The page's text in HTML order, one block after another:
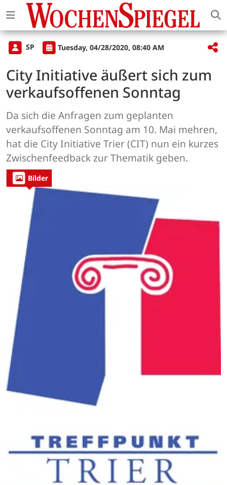
SP Tuesday, 04/28/2020, 08:40 AM
City Initiative äußert sich zum
verkaufsoffenen Sonntag
Da sich die Anfragen zum geplanten
verkaufsoffenen Sonntag am 10. Mai mehren,
hat die City Initiative Trier (CIT) nun ein kurzes
Zwischenfeedback zur Thematik geben.
Bilder